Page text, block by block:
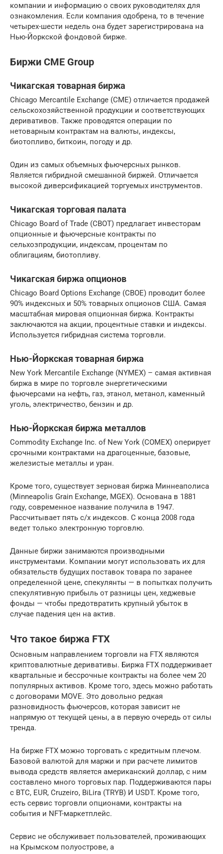
компании и информацию о своих руководителях для
ознакомления. Если компания одобрена, то в течение
четырех-шести недель она будет зарегистрирована на
Нью-Йоркской фондовой бирже.
Биржи CME Group
Чикагская товарная биржа
Chicago Mercantile Exchange (CME) отличается продажей
сельскохозяйственной продукции и соответствующих
деривативов. Также проводятся операции по
нетоварным контрактам на валюты, индексы,
биотопливо, биткоин, погоду и др.
Один из самых объемных фьючерсных рынков.
Является гибридной смешанной биржей. Отличается
высокой диверсификацией торгуемых инструментов.
Чикагская торговая палата
Chicago Board of Trade (CBOT) предлагает инвесторам
опционные и фьючерсные контракты по
сельхозпродукции, индексам, процентам по
облигациям, биотопливу.
Чикагская биржа опционов
Chicago Board Options Exchange (СВОЕ) проводит более
90% индексных и 50% товарных опционов США. Самая
масштабная мировая опционная биржа. Контракты
заключаются на акции, процентные ставки и индексы.
Используется гибридная система торговли.
Нью-Йоркская товарная биржа
New York Mercantile Exchange (NYMEX) – самая активная
биржа в мире по торговле энергетическими
фьючерсами на нефть, газ, этанол, метанол, каменный
уголь, электричество, бензин и др.
Нью-Йоркская биржа металлов
Commodity Exchange Inc. of New York (COMEX) оперирует
срочными контрактами на драгоценные, базовые,
железистые металлы и уран.
Кроме того, существует зерновая биржа Миннеаполиса
(Minneapolis Grain Exchange, MGEX). Основана в 1881
году, современное название получила в 1947.
Рассчитывает пять с/х индексов. С конца 2008 года
ведет только электронную торговлю.
Данные биржи занимаются производными
инструментами. Компании могут использовать их для
обязательств будущих поставок товара по заранее
определенной цене, спекулянты — в попытках получить
спекулятивную прибыль от разницы цен, хеджевые
фонды — чтобы предотвратить крупный убыток в
случае падения цен на актив.
Что такое биржа FTX
Основным направлением торговли на FTX являются
криптовалютные деривативы. Биржа FTX поддерживает
квартальные и бессрочные контракты на более чем 20
популярных активов. Кроме того, здесь можно работать
с договорами MOVE. Это довольно редкая
разновидность фьючерсов, которая зависит не
напрямую от текущей цены, а в первую очередь от силы
тренда.
На бирже FTX можно торговать с кредитным плечом.
Базовой валютой для маржи и при расчете лимитов
вывода средств является американский доллар, с ним
составлено много торговых пар. Поддерживаются пары
с BTC, EUR, Cruzeiro, BiLira (TRYB) И USDT. Кроме того,
есть сервис торговли опционами, контракты на
события и NFT-маркетплейс.
Сервис не обслуживает пользователей, проживающих
на Крымском полуострове, а